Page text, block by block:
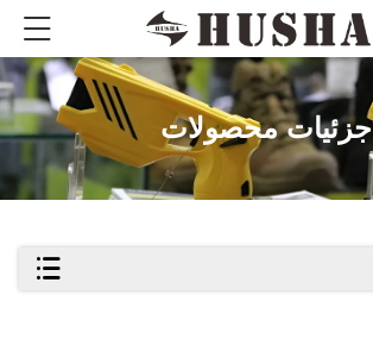
جزئیات محصولات